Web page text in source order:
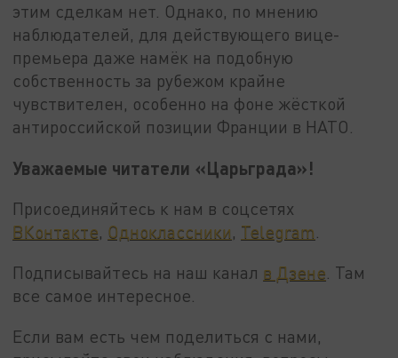
этим сделкам нет. Однако, по мнению
наблюдателей, для действующего вице-
премьера даже намёк на подобную
собственность за рубежом крайне
чувствителен, особенно на фоне жёсткой
антироссийской позиции Франции в НАТО.
Уважаемые читатели «Царьграда»!
Присоединяйтесь к нам в соцсетях
ВКонтакте, Одноклассники, Telegram
Подписывайтесь на наш канал в Дзене . Там
все самое интересное.
Если вам есть чем поделиться с нами,